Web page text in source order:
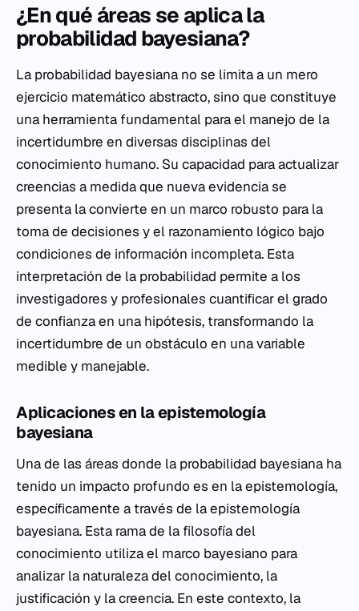
¿En qué áreas se aplica la
probabilidad bayesiana?
La probabilidad bayesiana no se limita a un mero
ejercicio matemático abstracto, sino que constituye
una herramienta fundamental para el manejo de la
incertidumbre en diversas disciplinas del
conocimiento humano. Su capacidad para actualizar
creencias a medida que nueva evidencia se
presenta la convierte en un marco robusto para la
toma de decisiones y el razonamiento lógico bajo
condiciones de información incompleta. Esta
interpretación de la probabilidad permite a los
investigadores y profesionales cuantificar el grado
de confianza en una hipótesis, transformando la
incertidumbre de un obstáculo en una variable
medible y manejable.
Aplicaciones en la epistemología
bayesiana
Una de las áreas donde la probabilidad bayesiana ha
tenido un impacto profundo es en la epistemología,
específicamente a través de la epistemología
bayesiana. Esta rama de la filosofía del
conocimiento utiliza el marco bayesiano para
analizar la naturaleza del conocimiento, la
justificación y la creencia. En este contexto, la